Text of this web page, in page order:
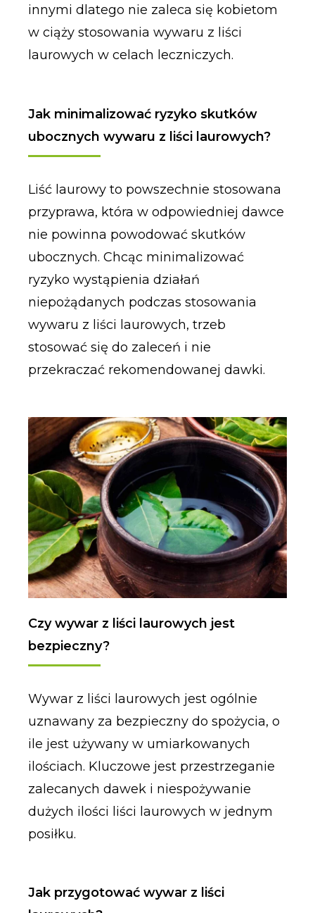
innymi dlatego nie zaleca się kobietom
w ciąży stosowania wywaru z liści
laurowych w celach leczniczych.
Jak minimalizować ryzyko skutków
ubocznych wywaru z liści laurowych?
Liść laurowy to powszechnie stosowana
przyprawa, która w odpowiedniej dawce
nie powinna powodować skutków
ubocznych. Chcąc minimalizować
ryzyko wystąpienia działań
niepożądanych podczas stosowania
wywaru z liści laurowych, trzeb
stosować się do zaleceń i nie
przekraczać rekomendowanej dawki.
Czy wywar z liści laurowych jest
bezpieczny?
Wywar z liści laurowych jest ogólnie
uznawany za bezpieczny do spożycia, o
ile jest używany w umiarkowanych
ilościach. Kluczowe jest przestrzeganie
zalecanych dawek i niespożywanie
dużych ilości liści laurowych w jednym
posiłku.
Jak przygotować wywar z liści